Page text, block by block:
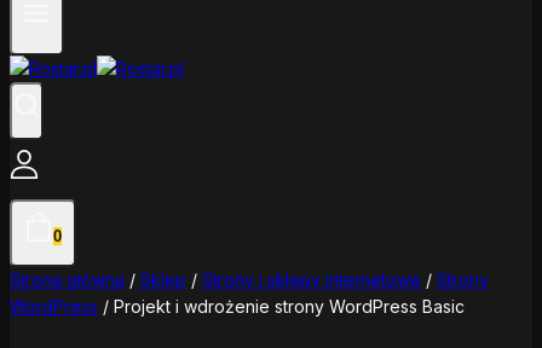
0
Strona główna / Sklep / Strony i sklepy internetowe / Strony
WordPress / Projekt i wdrożenie strony WordPress Basic